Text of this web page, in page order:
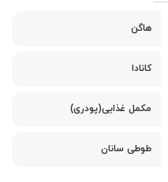
هاگن
کانادا
مکمل غذایی(پودری)
طوطی سانان